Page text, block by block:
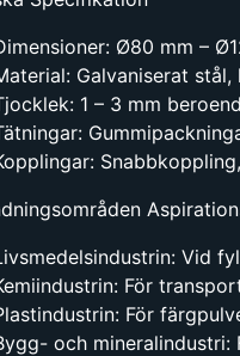
Ø80 mm –
Galvaniserat
1 – 3 mm
Vid
För
För
och mineralindustri: